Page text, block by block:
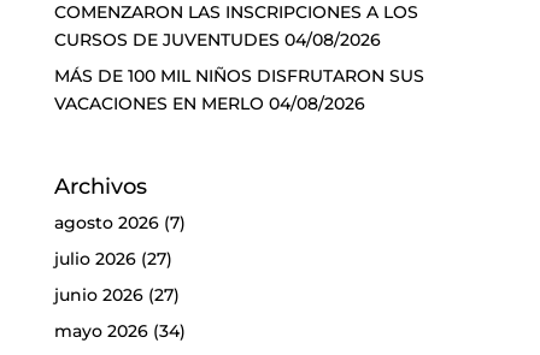
COMENZARON LAS INSCRIPCIONES A LOS
CURSOS DE JUVENTUDES 04/08/2026
MÁS DE 100 MIL NIÑOS DISFRUTARON SUS
VACACIONES EN MERLO 04/08/2026
Archivos
agosto 2026(7)
julio 2026(27)
junio 2026(27)
mayo 2026(34)